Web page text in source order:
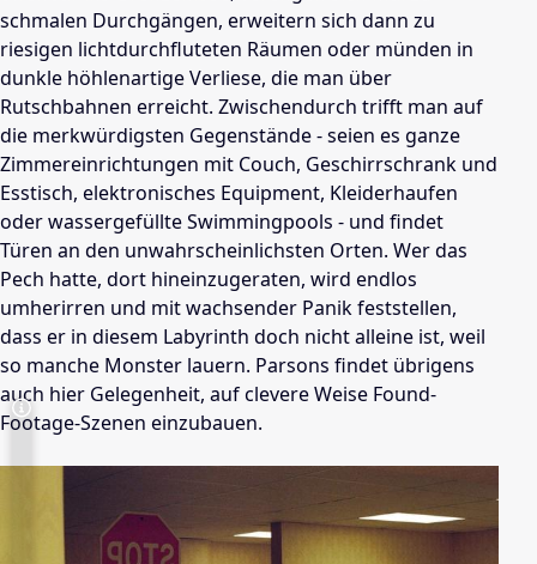
schmalen Durchgängen, erweitern sich dann zu
riesigen lichtdurchfluteten Räumen oder münden in
dunkle höhlenartige Verliese, die man über
Rutschbahnen erreicht. Zwischendurch trifft man auf
die merkwürdigsten Gegenstände - seien es ganze
Zimmereinrichtungen mit Couch, Geschirrschrank und
Esstisch, elektronisches Equipment, Kleiderhaufen
oder wassergefüllte Swimmingpools - und findet
Türen an den unwahrscheinlichsten Orten. Wer das
Pech hatte, dort hineinzugeraten, wird endlos
umherirren und mit wachsender Panik feststellen,
dass er in diesem Labyrinth doch nicht alleine ist, weil
so manche Monster lauern. Parsons findet übrigens
auch hier Gelegenheit, auf clevere Weise Found-
Footage-Szenen einzubauen.